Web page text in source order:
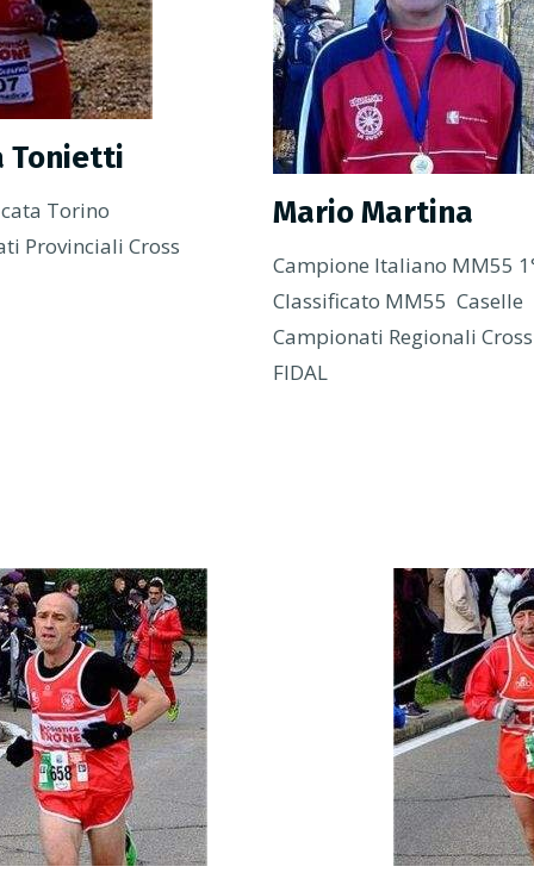
Tonietti
Torino
Provinciali Cross
Mario Martina
Campione Italiano MM55
Classificato MM55 Caselle
Campionati Regionali Cross
FIDAL